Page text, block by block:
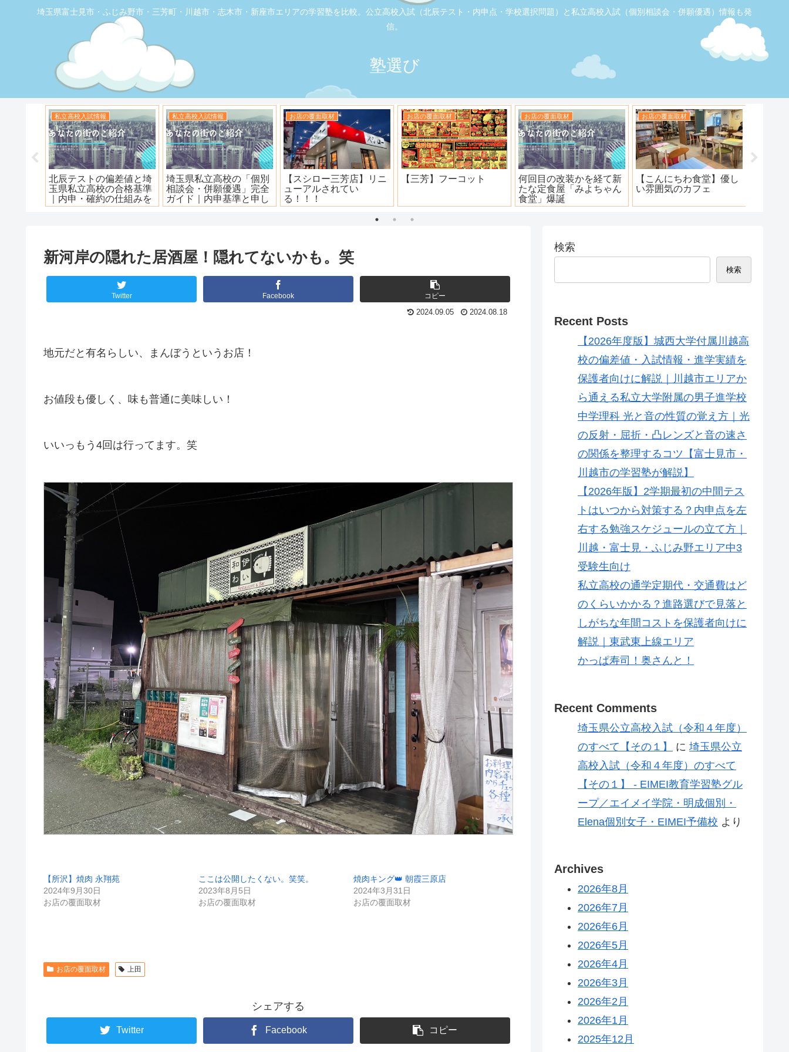
埼玉県富士見市・ふじみ野市・三芳町・川越市・志木市・新座市エリアの学習塾を比較。公立高校入試（北辰テスト・内申点・学校選択問題）と私立高校入試（個別相談会・併願優遇）情報も発
信。
塾選び
お店の覆面取材
【トナリエふじみ野】ワ
ンダーステーキ🥩😋
お店の覆面取材
【新座】日曜ロピア寿司
お店の覆面取材
大衆焼肉ホール ニュー宝
島
お店の覆面取材
地元本格寿司屋。おり
お店の覆面取材
【ふじみ野】素敵なステ
ーキ！ワンダーステー
キ！
お店の覆面取材
ハンバーグ工房 川越新河
岸店
新河岸の隠れた居酒屋！隠れてないかも。笑
Twitter Facebook コピー
2024.09.05 2024.08.18
地元だと有名らしい、まんぼうというお店！
お値段も優しく、味も普通に美味しい！
いいっもう4回は行ってます。笑
【所沢】焼肉 永翔苑
2024年9月30日
お店の覆面取材
ここは公開したくない。笑笑。
2023年8月5日
お店の覆面取材
焼肉キング👑 朝霞三原店
2024年3月31日
お店の覆面取材
お店の覆面取材 上田
シェアする
Twitter Facebook コピー
検索
検索
Recent Posts
【2026年度版】城西大学付属川越高
校の偏差値・入試情報・進学実績を
保護者向けに解説｜川越市エリアか
ら通える私立大学附属の男子進学校
中学理科 光と音の性質の覚え方｜光
の反射・屈折・凸レンズと音の速さ
の関係を整理するコツ【富士見市・
川越市の学習塾が解説】
【2026年版】2学期最初の中間テス
トはいつから対策する？内申点を左
右する勉強スケジュールの立て方｜
川越・富士見・ふじみ野エリア中3
受験生向け
私立高校の通学定期代・交通費はど
のくらいかかる？進路選びで見落と
しがちな年間コストを保護者向けに
解説｜東武東上線エリア
かっぱ寿司！奥さんと！
Recent Comments
埼玉県公立高校入試（令和４年度）
のすべて【その１】
に 埼玉県公立
高校入試（令和４年度）のすべて
【その１】 - EIMEI教育学習塾グル
ープ／エイメイ学院・明成個別・
Elena個別女子・EIMEI予備校 より
Archives
2026年8月
2026年7月
2026年6月
2026年5月
2026年4月
2026年3月
2026年2月
2026年1月
2025年12月